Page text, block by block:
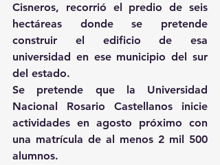
Cisneros, recorrió el predio de seis
hectáreas donde se pretende
construir el edificio de esa
universidad en ese municipio del sur
del estado.
Se pretende que la Universidad
Nacional Rosario Castellanos inicie
actividades en agosto próximo con
una matrícula de al menos 2 mil 500
alumnos.